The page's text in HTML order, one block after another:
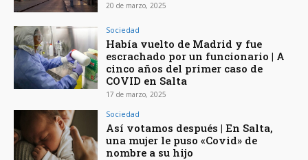
20 de marzo, 2025
Sociedad
Había vuelto de Madrid y fue
escrachado por un funcionario | A
cinco años del primer caso de
COVID en Salta
17 de marzo, 2025
Sociedad
Así votamos después | En Salta,
una mujer le puso «Covid» de
nombre a su hijo